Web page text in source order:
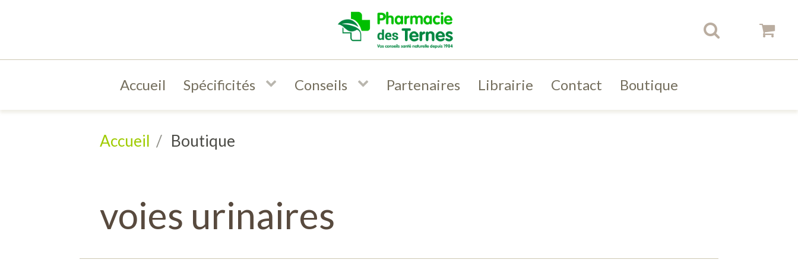
Accueil Spécificités Conseils Partenaires Librairie Contact Boutique
Accueil Boutique
voies urinaires
avec